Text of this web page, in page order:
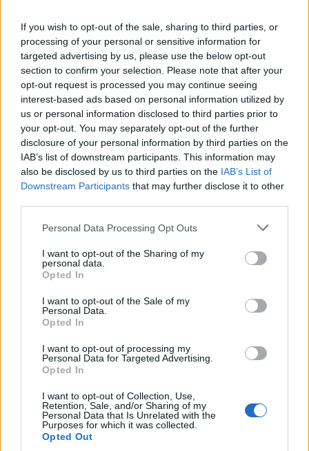
If you wish to opt-out of the sale, sharing to third parties, or
processing of your personal or sensitive information for
targeted advertising by us, please use the below opt-out
section to confirm your selection. Please note that after your
opt-out request is processed you may continue seeing
interest-based ads based on personal information utilized by
us or personal information disclosed to third parties prior to
your opt-out. You may separately opt-out of the further
disclosure of your personal information by third parties on the
IAB’s list of downstream participants. This information may
also be disclosed by us to third parties on the IAB’s List of
Downstream Participants that may further disclose it to other
Personal Data Processing Opt Outs
I want to opt-out of the Sharing of my
personal data.
Opted In
I want to opt-out of the Sale of my
Personal Data.
Opted In
I want to opt-out of processing my
Personal Data for Targeted Advertising.
Opted In
I want to opt-out of Collection, Use,
Retention, Sale, and/or Sharing of my
Personal Data that Is Unrelated with the
Purposes for which it was collected.
Opted Out
Foto: ZRSZ
Prosta delovna mesta
V maju so delodajalci Zavodu sporočili 13.013
prostih delovnih mest, kar je 13,8 % več kot aprila
in 3,1 % več kot v enakem obdobju lani. Največ
potreb po novih kadrih je prišlo s področij
izobraževanja, predelovalnih dejavnosti,
zdravstva, socialnega varstva ter gradbeništva.
Foto: ZRSZ